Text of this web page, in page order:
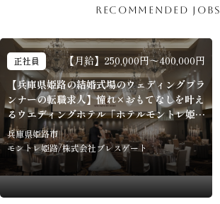
RECOMMENDED JOBS
正社員
【月給】250,000円〜400,000円
【兵庫県姫路の結婚式場のウェディングプラ
ンナーの転職求人】憧れ×おもてなしを叶え
るウエディングホテル「ホテルモントレ姫
路」
兵庫県姫路市
モントレ姫路/株式会社ブレスゲート